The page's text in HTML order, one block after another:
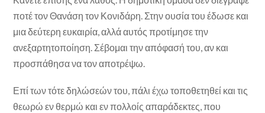
ποτέ τον Θανάση τον Κονιδάρη. Στην ουσία του έδωσε και
μια δεύτερη ευκαιρία, αλλά αυτός προτίμησε την
ανεξαρτητοποίηση. Σέβομαι την απόφασή του, αν και
προσπάθησα να τον αποτρέψω.
Επί των τότε δηλώσεών του, πάλι έχω τοποθετηθεί και τις
θεωρώ εν θερμώ και εν πολλοίς απαράδεκτες, που